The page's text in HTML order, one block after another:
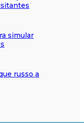
simular
russo a